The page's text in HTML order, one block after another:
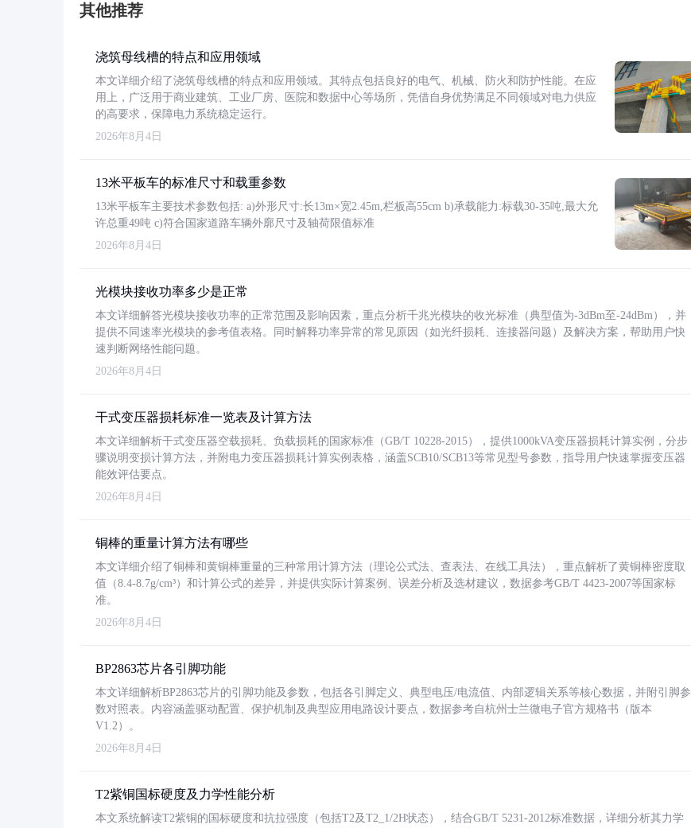
其他推荐
浇筑母线槽的特点和应用领域
本文详细介绍了浇筑母线槽的特点和应用领域。其特点包括良好的电气、机械、防火和防护性能。在应
用上，广泛用于商业建筑、工业厂房、医院和数据中心等场所，凭借自身优势满足不同领域对电力供应
的高要求，保障电力系统稳定运行。
2026年8月4日
13米平板车的标准尺寸和载重参数
13米平板车主要技术参数包括: a)外形尺寸:长13m×宽2.45m,栏板高55cm b)承载能力:标载30-35吨,最大允
许总重49吨 c)符合国家道路车辆外廓尺寸及轴荷限值标准
2026年8月4日
光模块接收功率多少是正常
本文详细解答光模块接收功率的正常范围及影响因素，重点分析千兆光模块的收光标准（典型值为-3dBm至-24dBm），并
提供不同速率光模块的参考值表格。同时解释功率异常的常见原因（如光纤损耗、连接器问题）及解决方案，帮助用户快
速判断网络性能问题。
2026年8月4日
干式变压器损耗标准一览表及计算方法
本文详细解析干式变压器空载损耗、负载损耗的国家标准（GB/T 10228-2015），提供1000kVA变压器损耗计算实例，分步
骤说明变损计算方法，并附电力变压器损耗计算实例表格，涵盖SCB10/SCB13等常见型号参数，指导用户快速掌握变压器
能效评估要点。
2026年8月4日
铜棒的重量计算方法有哪些
本文详细介绍了铜棒和黄铜棒重量的三种常用计算方法（理论公式法、查表法、在线工具法），重点解析了黄铜棒密度取
值（8.4-8.7g/cm³）和计算公式的差异，并提供实际计算案例、误差分析及选材建议，数据参考GB/T 4423-2007等国家标
准。
2026年8月4日
BP2863芯片各引脚功能
本文详细解析BP2863芯片的引脚功能及参数，包括各引脚定义、典型电压/电流值、内部逻辑关系等核心数据，并附引脚参
数对照表。内容涵盖驱动配置、保护机制及典型应用电路设计要点，数据参考自杭州士兰微电子官方规格书（版本
V1.2）。
2026年8月4日
T2紫铜国标硬度及力学性能分析
本文系统解读T2紫铜的国标硬度和抗拉强度（包括T2及T2_1/2H状态），结合GB/T 5231-2012标准数据，详细分析其力学